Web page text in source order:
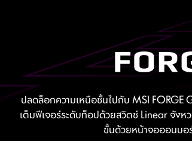
ปลดล็อกความเหนือชั้นไปกับ MSI
เต็มฟีเจอร์ระดับท็อปด้วยสวิตช์ Linear จัง
ขั้นด้วยหน้าจอออนบอ